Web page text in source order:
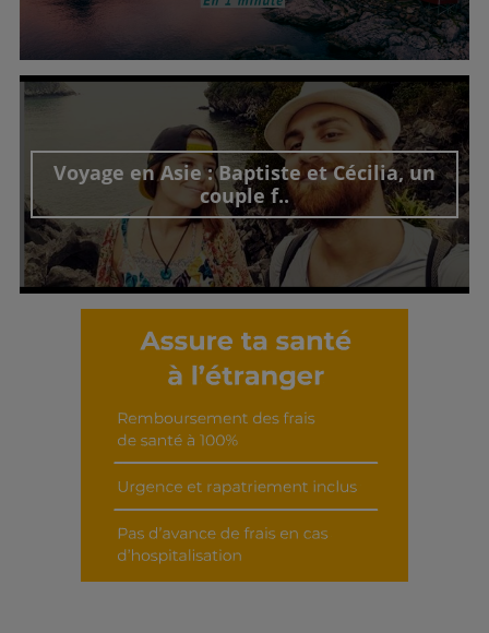
Découvrir cet interview
Voyage en Asie : Baptiste et Cécilia, un
couple f..
Découvrir cet interview